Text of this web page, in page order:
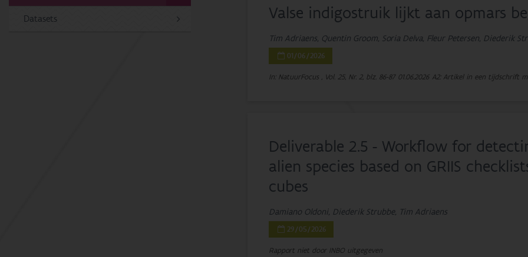
Datasets Valse indigostruik lijkt aan opmars
Tim Adriaens, Quentin Groom, Soria Delva, Fleur Petersen, Diederik
01/06/2026
In: NatuurFocus , Vol. 25, Nr. 2, blz. 86-87 01.06.2026 A2: Artikel in een tijdschrift
Deliverable 2.5 - Workflow for
alien species based on GRIIS
cubes
Damiano Oldoni, Diederik Strubbe, Tim Adriaens
29/05/2026
Rapport niet door INBO uitgegeven